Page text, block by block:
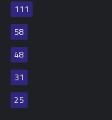
111
58
48
31
25